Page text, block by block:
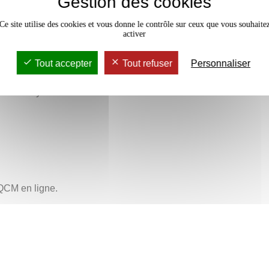
arabe
arabe au travers des arts.
et croyances culturelles
en ligne.
Ce site utilise des cookies et vous donne le contrôle sur ceux que vous
activer
Tout accepter Tout refuser Personnaliser